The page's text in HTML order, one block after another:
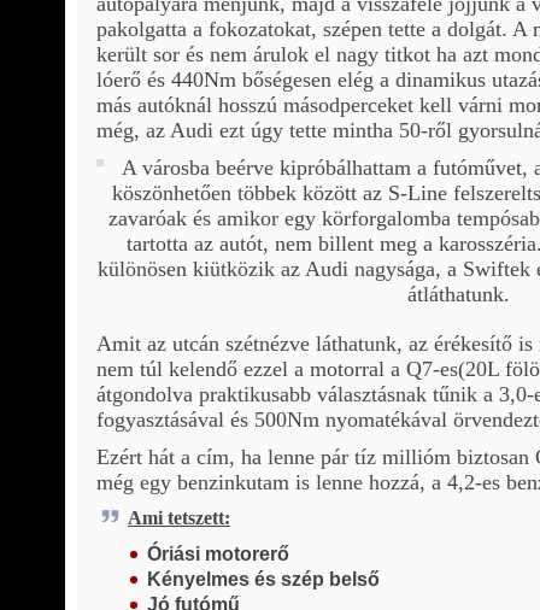
pakolgatta a fokozatokat, szépen tette a dolgát. A
került sor és nem árulok el nagy titkot ha azt
lóerő és 440Nm bőségesen elég a dinamikus
más autóknál hosszú másodperceket kell várni
még, az Audi ezt úgy tette mintha 50-ről
A városba beérve kipróbálhattam a futóművet,
köszönhetően többek között az S-Line
zavaróak és amikor egy körforgalomba
tartotta az autót, nem billent meg a
különösen kiütközik az Audi nagysága, a Swiftek
átláthatunk.
Amit az utcán szétnézve láthatunk, az érékesítő
nem túl kelendő ezzel a motorral a Q7-es(20L
átgondolva praktikusabb választásnak tűnik a
fogyasztásával és 500Nm nyomatékával
Ezért hát a cím, ha lenne pár tíz millióm biztosan
még egy benzinkutam is lenne hozzá, a 4,2-es
Ami tetszett:
Óriási motorerő
Kényelmes és szép belső
Jó futómű